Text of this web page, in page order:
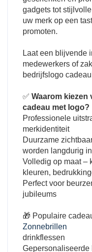
gadgets tot
uw merk op een
promoten.
Laat een blijvende
medewerkers of
bedrijfslogo
✅ Waarom kiezen
cadeau met logo?
Professionele
merkidentiteit
Duurzame
worden langdurig
Volledig op maat –
kleuren,
Perfect voor
jubileums
🎁 Populaire
Zonnebrillen
drinkflessen
Gepersonaliseerde